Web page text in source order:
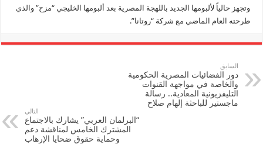
وتجهز حالياً لألبومها الجديد باللهجة المصرية بعد ألبومها الخليجي “مزح” والذي
طرحته العام الماضي مع شركة “روتانا”.
السابق
دور الفضائيات المصرية الحكومية
والخاصة في مواجهة القنوات
التليفزيونية المعادية.. رسالة
ماجستير للباحثة إلهام صلاح
التالي
“البرلمان العربي” يشارك بالاجتماع
المشترك الخامس لمناقشة دعم
وحماية حقوق ضحايا الإرهاب